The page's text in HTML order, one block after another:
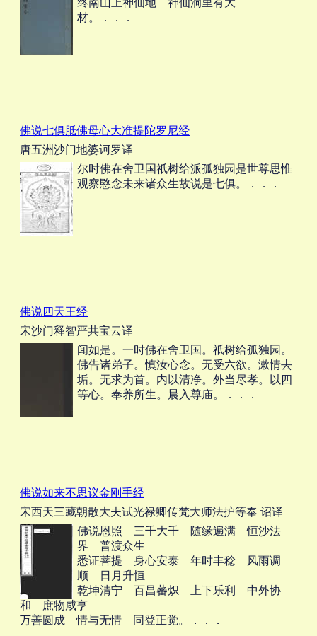
终南山上神仙地 神仙洞里有大
材。．．．
佛说七俱胝佛母心大准提陀罗尼经
唐五洲沙门地婆诃罗译
尔时佛在舍卫国祇树给派孤独园是世尊思惟
观察愍念未来诸众生故说是七俱。．．．
佛说四天王经
宋沙门释智严共宝云译
闻如是。一时佛在舍卫国。祇树给孤独园。
佛告诸弟子。慎汝心念。无受六欲。漱情去
垢。无求为首。内以清净。外当尽孝。以四
等心。奉养所生。晨入尊庙。．．．
佛说如来不思议金刚手经
宋西天三藏朝散大夫试光禄卿传梵大师法护等奉 诏译
佛说恩照 三千大千 随缘遍满 恒沙法
界 普渡众生
悉证菩提 身心安泰 年时丰稔 风雨调
顺 日月升恒
乾坤清宁 百昌蕃炽 上下乐利 中外协
和 庶物咸亨
万善圆成 情与无情 同登正觉。．．．